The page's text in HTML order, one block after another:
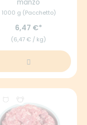
manzo
1000 g (Pacchetto)
6,47 €
(6,47 € / kg)